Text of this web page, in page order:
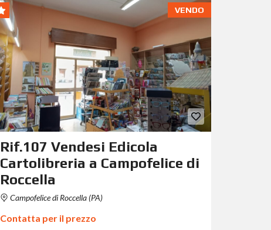
VENDO
Rif.107 Vendesi Edicola
Cartolibreria a Campofelice di
Roccella
Campofelice di Roccella (PA)
Contatta per il prezzo